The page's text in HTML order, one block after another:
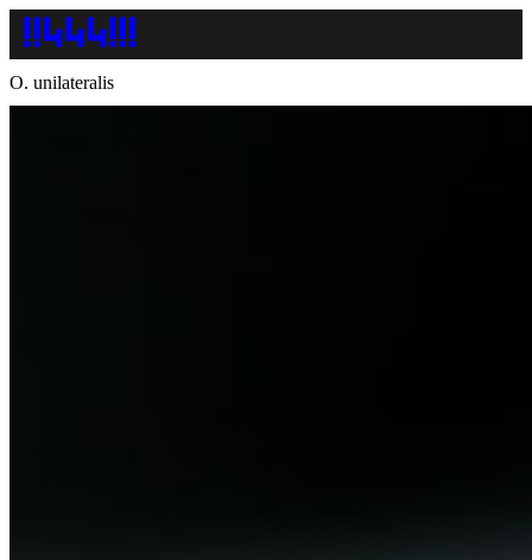
O. unilateralis